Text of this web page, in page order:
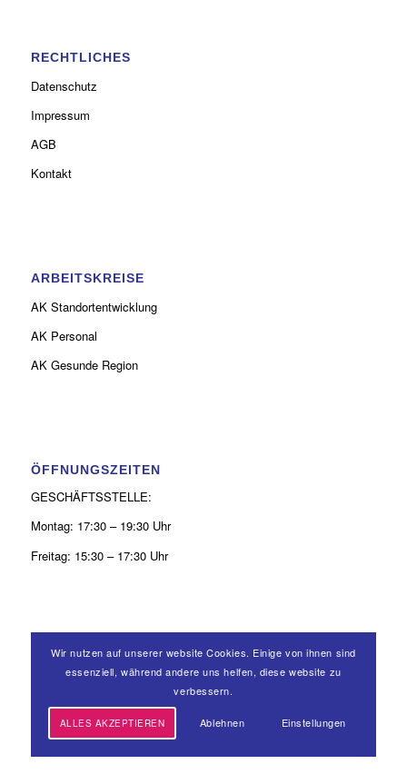
RECHTLICHES
Datenschutz
Impressum
AGB
Kontakt
ARBEITSKREISE
AK Standortentwicklung
AK Personal
AK Gesunde Region
ÖFFNUNGSZEITEN
GESCHÄFTSSTELLE:
Montag: 17:30 – 19:30 Uhr
Freitag: 15:30 – 17:30 Uhr
Wir nutzen auf unserer website Cookies. Einige von ihnen sind
essenziell, während andere uns helfen, diese website zu
verbessern.
ALLES AKZEPTIEREN Ablehnen Einstellungen